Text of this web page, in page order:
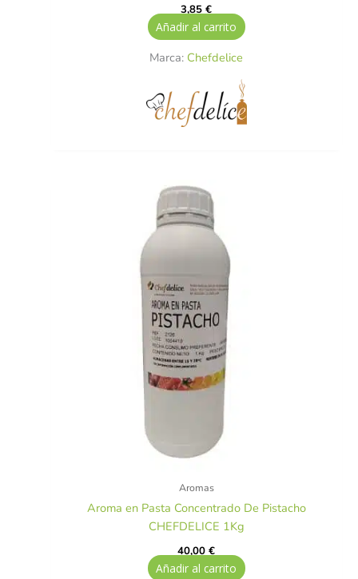
3,85€
Añadir al carrito
Marca: Chefdelice
Aromas
Aroma en Pasta Concentrado De Pistacho
CHEFDELICE 1Kg
40,00€
Añadir al carrito